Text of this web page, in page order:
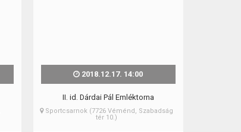
2018.12.17. 14:00
II. id. Dárdai Pál Emléktorna
Sportcsarnok (7726 Véménd, Szabadság
tér 10.)